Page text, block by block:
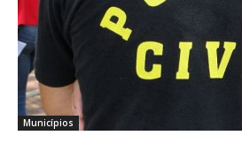
Municípios